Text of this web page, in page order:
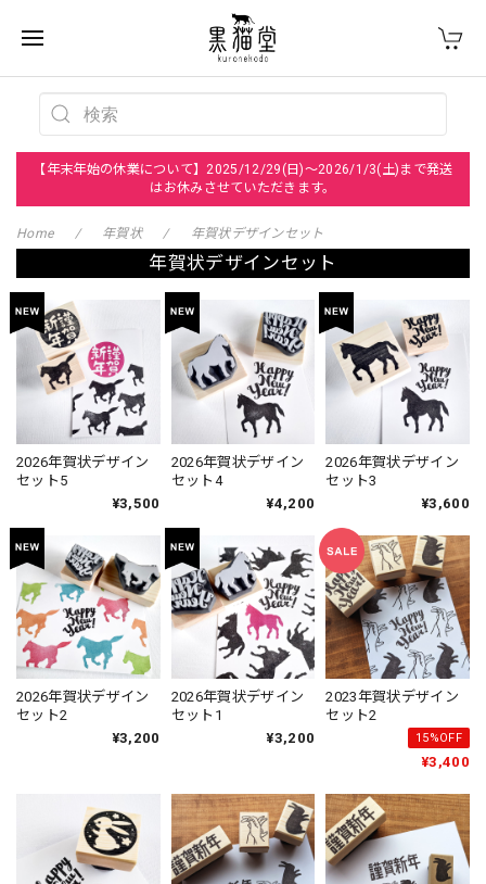
【年末年始の休業について】2025/12/29(日)～2026/1/3(土)まで発送
はお休みさせていただきます。
Home 年賀状 年賀状デザインセット
年賀状デザインセット
2026年賀状デザイン
セット5
¥3,500
2026年賀状デザイン
セット4
¥4,200
2026年賀状デザイン
セット3
¥3,600
2026年賀状デザイン
セット2
¥3,200
2026年賀状デザイン
セット1
¥3,200
2023年賀状デザイン
セット2
15%OFF
¥3,400